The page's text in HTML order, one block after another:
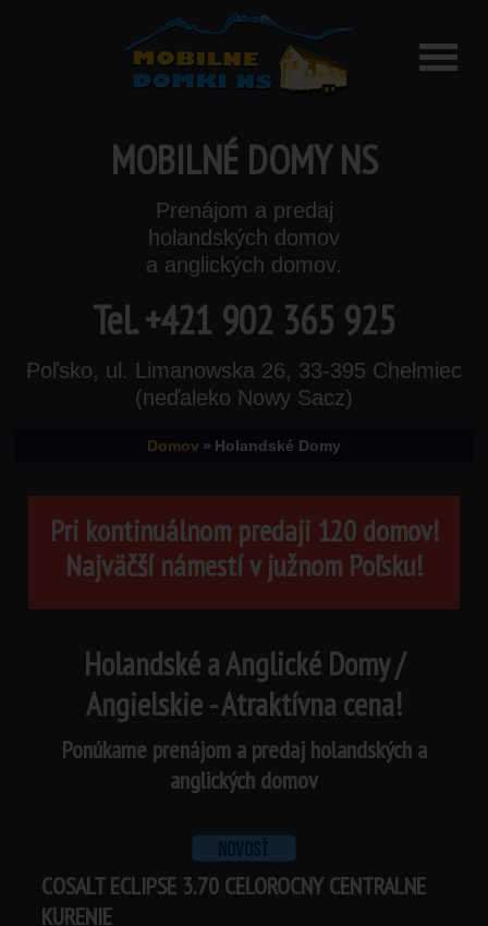
MOBILNÉ DOMY NS
Prenájom a predaj
holandských domov
a anglických domov.
Tel.+421 902 365 925
Poľsko, ul. Limanowska 26, 33-395 Chełmiec
(neďaleko Nowy Sacz)
Domov » Holandské Domy
Pri kontinuálnom predaji 120 domov!
Najväčší námestí v južnom Poľsku!
Holandské a Anglické Domy /
Angielskie - Atraktívna cena!
Ponúkame prenájom a predaj holandských a
anglických domov
COSALT ECLIPSE 3.70 CELOROCNY CENTRALNE
KURENIE